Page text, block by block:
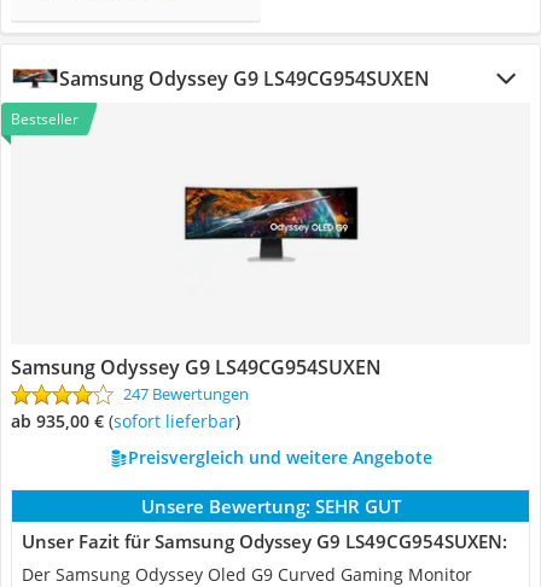
Samsung Odyssey G9 LS49CG954SUXEN
Bestseller
Samsung Odyssey G9 LS49CG954SUXEN
247 Bewertungen
ab 935,00 € ( Sofort lieferbar)
Preisvergleich und weitere Angebote
Unsere Bewertung: SEHR GUT
Unser Fazit für Samsung Odyssey G9 LS49CG954SUXEN:
Der Samsung Odyssey Oled G9 Curved Gaming Monitor